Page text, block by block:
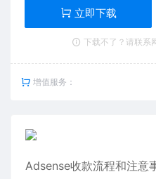
立即下载
下载不了？请联系
增值服务：
Adsense收款流程和注意